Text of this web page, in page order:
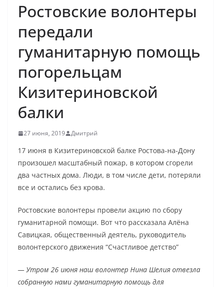
Ростовские волонтеры
передали
гуманитарную помощь
погорельцам
Кизитериновской
балки
27 июня, 2019 Дмитрий
17 июня в Кизитериновской балке Ростова-на-Дону
произошел масштабный пожар, в котором сгорели
два частных дома. Люди, в том числе дети, потеряли
все и остались без крова.
Ростовские волонтеры провели акцию по сбору
гуманитарной помощи. Вот что рассказала Алёна
Савицкая, общественный деятель, руководитель
волонтерского движения “Счастливое детство”
— Утром 26 июня наш волонтер Нина Шелия отвезла
собранную нами гуманитарную помощь для